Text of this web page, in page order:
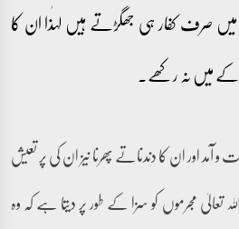
صرف کفار ہی جھگڑتے ہیں لہٰذا ان کا
میں نہ رکھے۔
اور ان کا دندناتے پھرنا نیز ان کی پر تعیش
تعالیٰ مجرموں کو سزا کے طور پر دیتا ہے کہ وہ